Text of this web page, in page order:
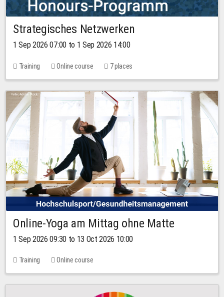
Strategisches Netzwerken
1 Sep 2026 07:00 to 1 Sep 2026 14:00
Training Online course 7 places
Online-Yoga am Mittag ohne Matte
1 Sep 2026 09:30 to 13 Oct 2026 10:00
Training Online course